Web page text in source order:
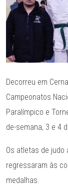
Decorreu em
Campeonatos
Paralímpico e
de-semana, 3 e 4
Os atletas de judo
regressaram às
medalhas.